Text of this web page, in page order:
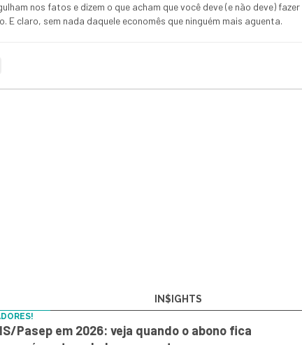
nos fatos e dizem o que acham que você deve (e não deve) fazer
E claro, sem nada daquele economês que ninguém mais aguenta.
IN$IGHTS
Pasep em 2026: veja quando o abono fica